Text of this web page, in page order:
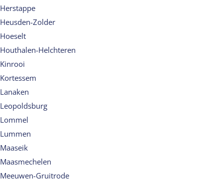
Herstappe
Heusden-Zolder
Hoeselt
Houthalen-Helchteren
Kinrooi
Kortessem
Lanaken
Leopoldsburg
Lommel
Lummen
Maaseik
Maasmechelen
Meeuwen-Gruitrode